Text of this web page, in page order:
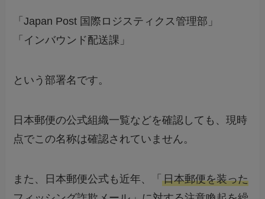
「Japan Post 国際ロジスティクス管理部」
「インバウンド配送課」
という部署名です。
日本郵便の公式組織一覧などを確認しても、現時
点でこの名称は確認されていません。
また、日本郵便公式も近年、「日本郵便を装った